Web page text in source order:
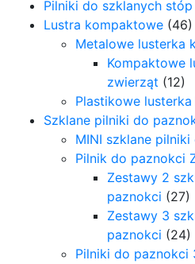
Pilniki do szklanych stóp
Lustra kompaktowe (46)
Metalowe lusterka
Kompaktowe
zwierząt (12)
Plastikowe
Szklane pilniki do
MINI szklane
Pilnik do paznokci
Zestawy 2
paznokci (27)
Zestawy 3
paznokci (24)
Pilniki do paznokci